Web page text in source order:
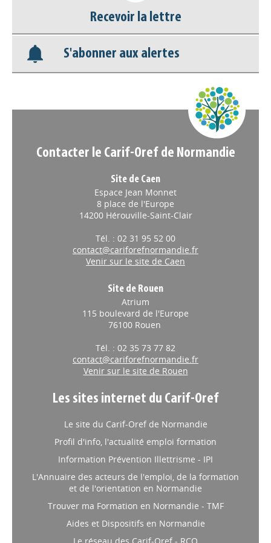
Base documentaire
Nos veilles Scoop.it
Recevoir la lettre
S'abonner aux alertes
Contacter le Carif-Oref de Normandie
Site de Caen
Espace Jean Monnet
8 place de l'Europe
14200 Hérouville-Saint-Clair
Tél. : 02 31 95 52 00
contact@cariforefnormandie.fr
Venir sur le site de Caen
Site de Rouen
Atrium
115 boulevard de l'Europe
76100 Rouen
Tél. : 02 35 73 77 82
contact@cariforefnormandie.fr
Venir sur le site de Rouen
Les sites internet du Carif-Oref
Le site du Carif-Oref de Normandie
Profil d'info, l'actualité emploi formation
Information Prévention Illettrisme - IPI
L'Annuaire des acteurs de l'emploi, de la formation
et de l'orientation en Normandie
Trouver ma Formation en Normandie - TMF
Aides et Dispositifs en Normandie